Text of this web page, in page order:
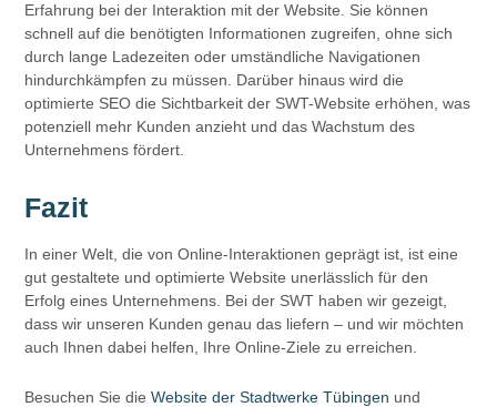
Erfahrung bei der Interaktion mit der Website. Sie können
schnell auf die benötigten Informationen zugreifen, ohne sich
durch lange Ladezeiten oder umständliche Navigationen
hindurchkämpfen zu müssen. Darüber hinaus wird die
optimierte SEO die Sichtbarkeit der SWT-Website erhöhen, was
potenziell mehr Kunden anzieht und das Wachstum des
Unternehmens fördert.
Fazit
In einer Welt, die von Online-Interaktionen geprägt ist, ist eine
gut gestaltete und optimierte Website unerlässlich für den
Erfolg eines Unternehmens. Bei der SWT haben wir gezeigt,
dass wir unseren Kunden genau das liefern – und wir möchten
auch Ihnen dabei helfen, Ihre Online-Ziele zu erreichen.
Besuchen Sie dieWebsite der Stadtwerke Tübingen und